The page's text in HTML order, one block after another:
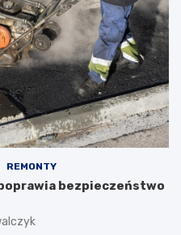
REMONTY
bezpieczeństwo